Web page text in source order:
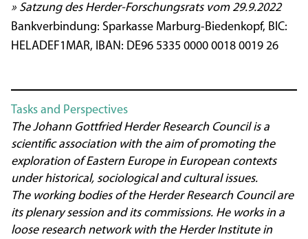
» Satzung des Herder-Forschungsrats vom 29.9.2022
Bankverbindung: Sparkasse Marburg-Biedenkopf, BIC:
HELADEF1MAR, IBAN: DE96 5335 0000 0018 0019 26
Tasks and Perspectives
The Johann Gottfried Herder Research Council is a
scientific association with the aim of promoting the
exploration of Eastern Europe in European contexts
under historical, sociological and cultural issues.
The working bodies of the Herder Research Council are
its plenary session and its commissions. He works in a
loose research network with the Herder Institute in